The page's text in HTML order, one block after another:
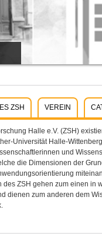
ZSH VEREIN
Halle e.V. (ZSH)
Universität Halle-
und
die Dimensionen der
des ZSH gehen zum einen in
dienen zum anderen dem